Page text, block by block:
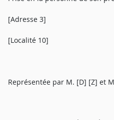
[Adresse 3]
[Localité 10]
Représentée par M. [D] [Z] et